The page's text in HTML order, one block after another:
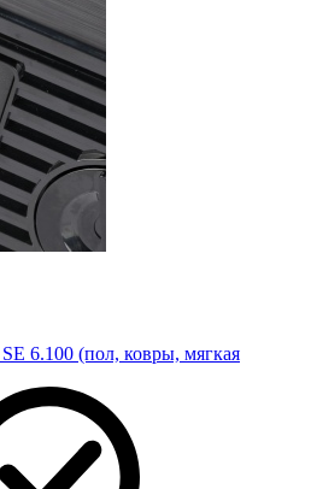
6.100 (пол, ковры, мягкая